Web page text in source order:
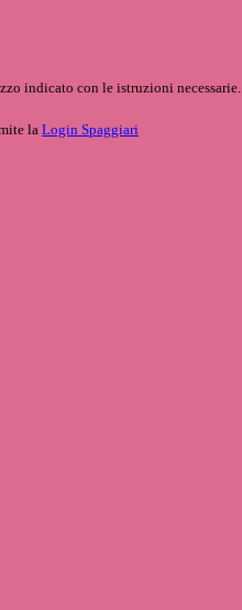
indicato con le istruzioni necessarie.
la Login Spaggiari